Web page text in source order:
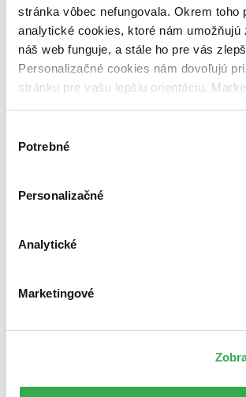
stránka vôbec nefungovala. Okrem toho
analytické cookies, ktoré nám
náš web funguje, a stále ho pre vás
Personalizačné cookies nám dovoľujú
stránku pre vašu lepšiu orientáciu.
nám pomohlo, keby sme mohli používať
súhlasu
Potrebné
Personalizačné
Analytické
Marketingové
Bestsellery
Top hodnotené
Najdrahšie
Najlacnejšie